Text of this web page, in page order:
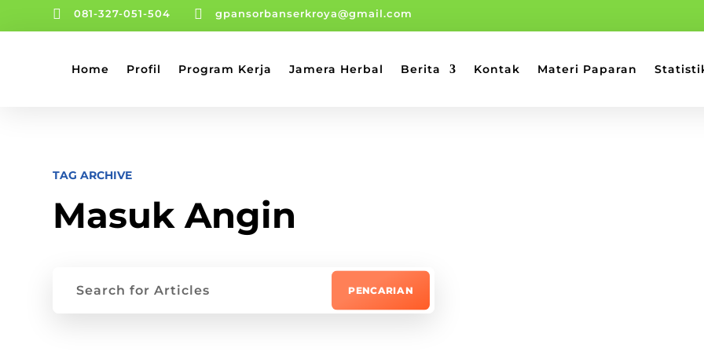
 081-327-051-504  gpansorbanserkroya@gmail.com
Home Profil Program Kerja Jamera Herbal Berita Kontak Materi Paparan
TAG ARCHIVE
Masuk Angin